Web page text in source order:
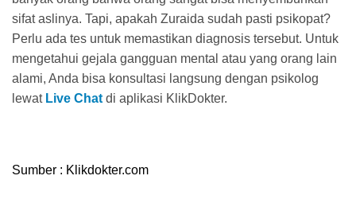
sifat aslinya. Tapi, apakah Zuraida sudah pasti psikopat?
Perlu ada tes untuk memastikan diagnosis tersebut. Untuk
mengetahui gejala gangguan mental atau yang orang lain
alami, Anda bisa konsultasi langsung dengan psikolog
lewat Live Chat di aplikasi KlikDokter.
Sumber : Klikdokter.com